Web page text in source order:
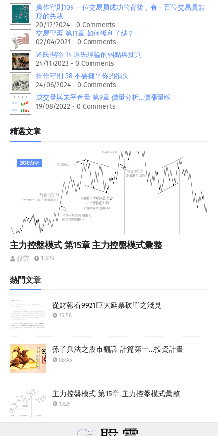
操作守則109 一位交易員成功的背後，有一百位交易員無
形的失敗
20/12/2024 - 0 Comments
交易聖盃 第11章 如何獲利了結？
02/04/2021 - 0 Comments
道氏理論 14 道氏理論的弱點與批判
24/11/2023 - 0 Comments
操作守則 58 不要攤平你的損失
24/06/2024 - 0 Comments
成交量與未平倉量 第9章 價量分析…價漲量縮
19/08/2022 - 0 Comments
精選文章
技術分析
主力控盤模式 第15章 主力控盤模式彙整
股雲 13:29
熱門文章
從財報看9921巨大延票砍單之淺見
15:58
孫子兵法之股市翻譯 計篇第一…投資計畫
08:45
主力控盤模式 第15章 主力控盤模式彙整
13:29